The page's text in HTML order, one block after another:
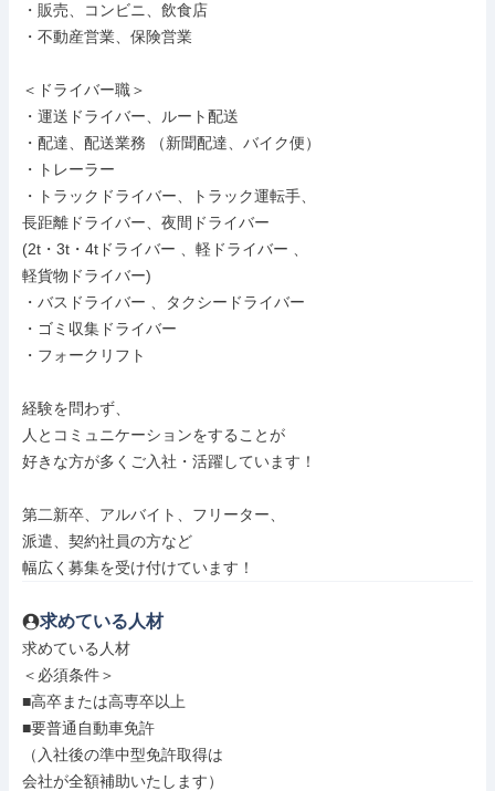
・販売、コンビニ、飲食店
・不動産営業、保険営業
＜ドライバー職＞
・運送ドライバー、ルート配送
・配達、配送業務 （新聞配達、バイク便）
・トレーラー
・トラックドライバー、トラック運転手、
長距離ドライバー、夜間ドライバー
(2t・3t・4tドライバー 、軽ドライバー 、
軽貨物ドライバー)
・バスドライバー 、タクシードライバー
・ゴミ収集ドライバー
・フォークリフト
経験を問わず、
人とコミュニケーションをすることが
好きな方が多くご入社・活躍しています！
第二新卒、アルバイト、フリーター、
派遣、契約社員の方など
幅広く募集を受け付けています！
求めている人材
求めている人材
＜必須条件＞
■高卒または高専卒以上
■要普通自動車免許
（入社後の準中型免許取得は
会社が全額補助いたします）